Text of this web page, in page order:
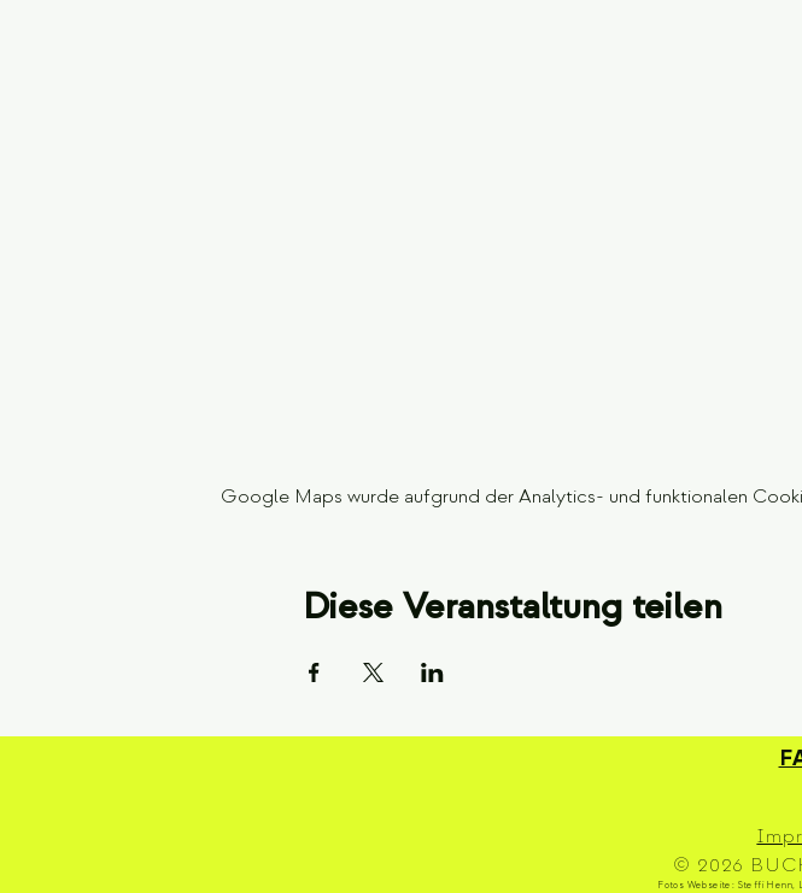
Google Maps wurde aufgrund der Analytics- und funktionalen
Diese Veranstaltung teilen
© 2026
Fotos Webseite: Steffi Henn,